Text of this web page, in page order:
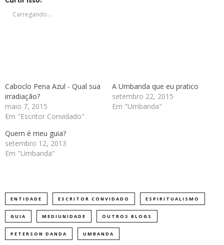
janela) janela)
Carregando...
Caboclo Pena Azul - Qual sua
irradiação?
maio 7, 2015
Em "Escritor Convidado"
A Umbanda que eu pratico
setembro 22, 2015
Em "Umbanda"
Quem é meu guia?
setembro 12, 2013
Em "Umbanda"
ENTIDADE ESCRITOR CONVIDADO ESPIRITUALISMO
GUIA MEDIUNIDADE OUTROS BLOGS
PETERSON DANDA UMBANDA